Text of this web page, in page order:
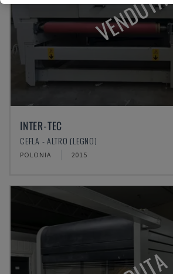
VENDUTA
INTER-TEC
CEFLA - ALTRO (LEGNO)
POLONIA 2015